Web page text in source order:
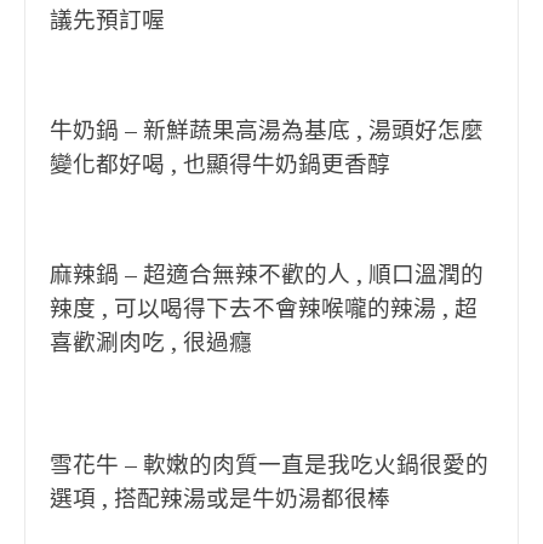
議先預訂喔
牛奶鍋 – 新鮮蔬果高湯為基底 , 湯頭好怎麼
變化都好喝 , 也顯得牛奶鍋更香醇
麻辣鍋 – 超適合無辣不歡的人 , 順口溫潤的
辣度 , 可以喝得下去不會辣喉嚨的辣湯 , 超
喜歡涮肉吃 , 很過癮
雪花牛 – 軟嫩的肉質一直是我吃火鍋很愛的
選項 , 搭配辣湯或是牛奶湯都很棒